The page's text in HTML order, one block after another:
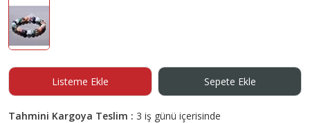
Listeme Ekle Sepete Ekle
Tahmini Kargoya Teslim : 3 iş günü içerisinde